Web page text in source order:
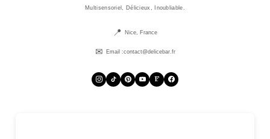
Multisensoriel, Délicieux, Inoubliable.
Nice, France
Email :contact@delicebar.fr